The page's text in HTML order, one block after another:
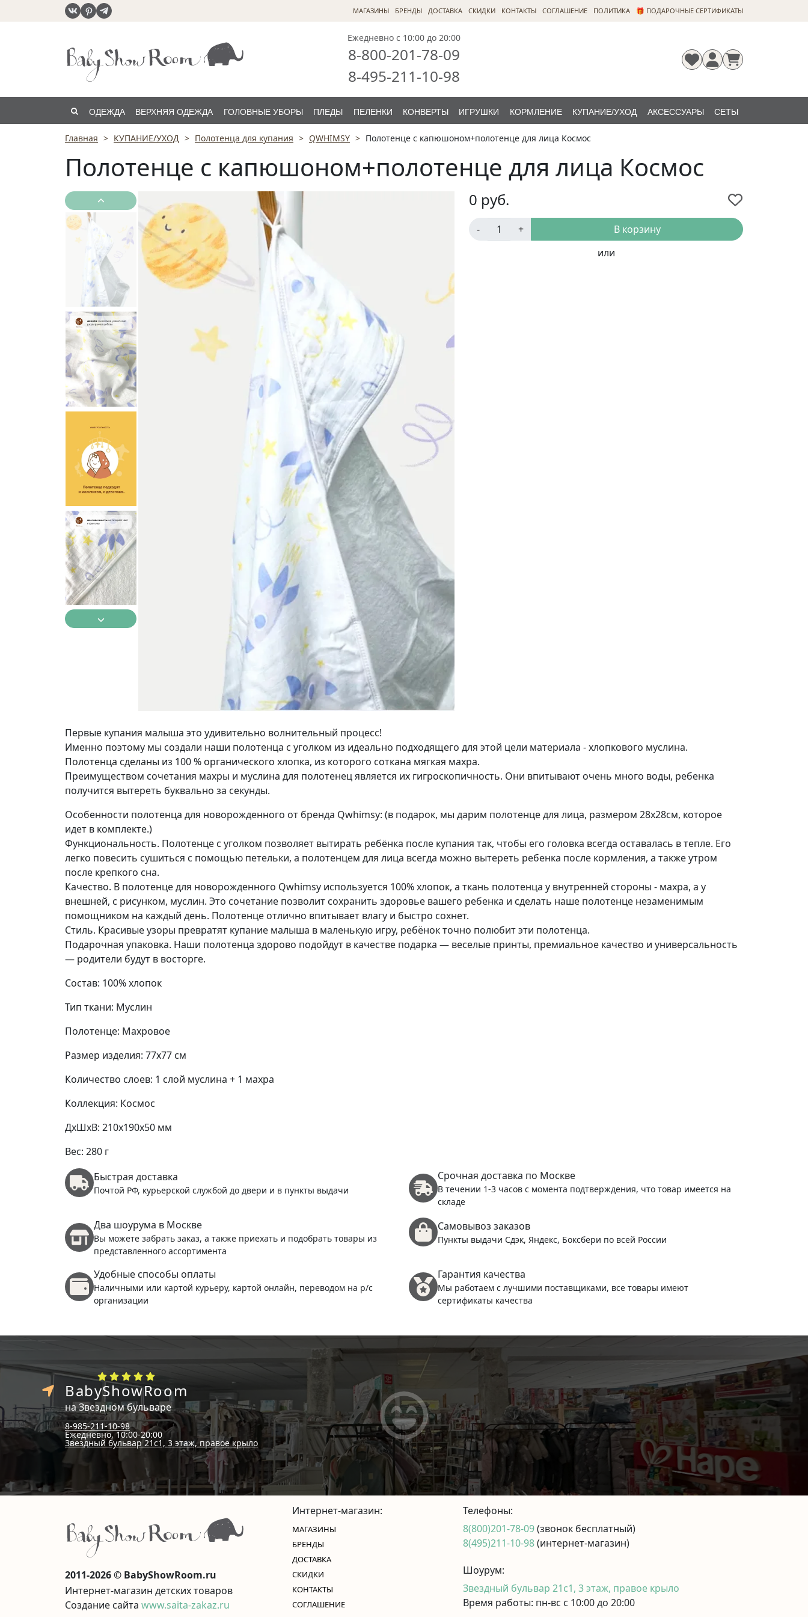
МАГАЗИНЫ БРЕНДЫ ДОСТАВКА СКИДКИ КОНТАКТЫ CОГЛАШЕНИЕ ПОЛИТИКА 🎁 ПОДАРОЧНЫЕ СЕРТИФИКАТЫ
Ежедневно с 10:00 до 20:00
8-800-201-78-09
8-495-211-10-98
ОДЕЖДА ВЕРХНЯЯ ОДЕЖДА ГОЛОВНЫЕ УБОРЫ ПЛЕДЫ ПЕЛЕНКИ КОНВЕРТЫ ИГРУШКИ КОРМЛЕНИЕ КУПАНИЕ/УХОД АКСЕССУАРЫ СЕТЫ
РАСПРОДАЖА
Главная КУПАНИЕ/УХОД Полотенца для купания QWHIMSY Полотенце с капюшоном+полотенце для лица Космос
Полотенце с капюшоном+полотенце для лица Космос
0 руб.
- +
В корзину
или
Первые купания малыша это удивительно волнительный процесс!
Именно поэтому мы создали наши полотенца с уголком из идеально подходящего для этой цели материала - хлопкового муслина.
Полотенца сделаны из 100 % органического хлопка, из которого соткана мягкая махра.
Преимуществом сочетания махры и муслина для полотенец является их гигроскопичность. Они впитывают очень много воды, ребенка
получится вытереть буквально за секунды.
Особенности полотенца для новорожденного от бренда Qwhimsy: (в подарок, мы дарим полотенце для лица, размером 28x28см, которое
идет в комплекте.)
Функциональность. Полотенце с уголком позволяет вытирать ребёнка после купания так, чтобы его головка всегда оставалась в тепле. Его
легко повесить сушиться с помощью петельки, а полотенцем для лица всегда можно вытереть ребенка после кормления, а также утром
после крепкого сна.
Качество. В полотенце для новорожденного Qwhimsy используется 100% хлопок, а ткань полотенца у внутренней стороны - махра, а у
внешней, с рисунком, муслин. Это сочетание позволит сохранить здоровье вашего ребенка и сделать наше полотенце незаменимым
помощником на каждый день. Полотенце отлично впитывает влагу и быстро сохнет.
Стиль. Красивые узоры превратят купание малыша в маленькую игру, ребёнок точно полюбит эти полотенца.
Подарочная упаковка. Наши полотенца здорово подойдут в качестве подарка — веселые принты, премиальное качество и универсальность
— родители будут в восторге.
Состав: 100% хлопок
Тип ткани: Муслин
Полотенце: Махровое
Размер изделия: 77х77 см
Количество слоев: 1 слой муслина + 1 махра
Коллекция: Космос
ДxШxВ: 210x190x50 мм
Вес: 280 г
Быстрая доставка
Почтой РФ, курьерской службой до двери и в пункты выдачи
Срочная доставка по Москве
В течении 1-3 часов с момента подтверждения, что товар имеется на
складе
Два шоурума в Москве
Вы можете забрать заказ, а также приехать и подобрать товары из
представленного ассортимента
Самовывоз заказов
Пункты выдачи Сдэк, Яндекс, Боксбери по всей России
Удобные способы оплаты
Наличными или картой курьеру, картой онлайн, переводом на р/с
организации
Гарантия качества
Мы работаем с лучшими поставщиками, все товары имеют
сертификаты качества
BabyShowRoom
на Звездном бульваре
8-985-211-10-98
Ежедневно, 10:00-20:00
Звездный бульвар 21с1, 3 этаж, правое крыло
2011-2026 © BabyShowRoom.ru
Интернет-магазин детских товаров
Создание сайта www.saita-zakaz.ru
Интернет-магазин:
МАГАЗИНЫ
БРЕНДЫ
ДОСТАВКА
СКИДКИ
КОНТАКТЫ
CОГЛАШЕНИЕ
Телефоны:
8(800)201-78-09(звонок бесплатный)
8(495)211-10-98(интернет-магазин)
Шоурум:
Звездный бульвар 21с1, 3 этаж, правое крыло
Время работы: пн-вс с 10:00 до 20:00